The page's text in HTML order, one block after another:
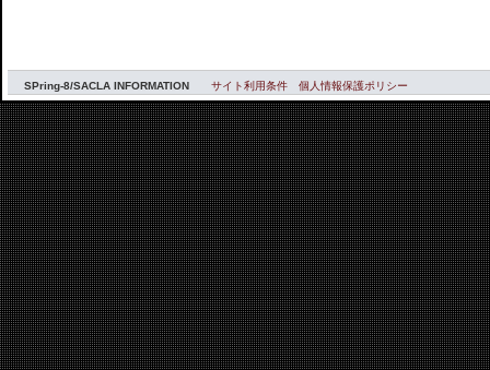
SPring-8/SACLA INFORMATION サイト利用条件 個人情報保護ポリシー